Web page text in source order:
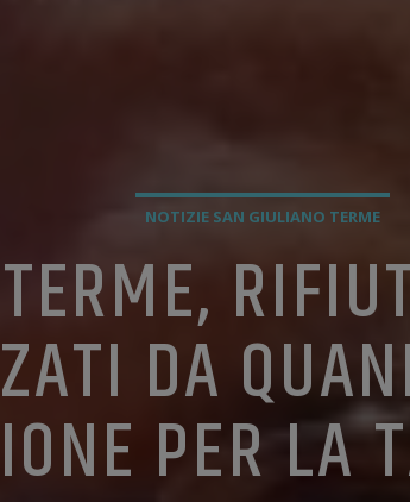
NOTIZIE SAN GIULIANO TERME
DA
PER LA